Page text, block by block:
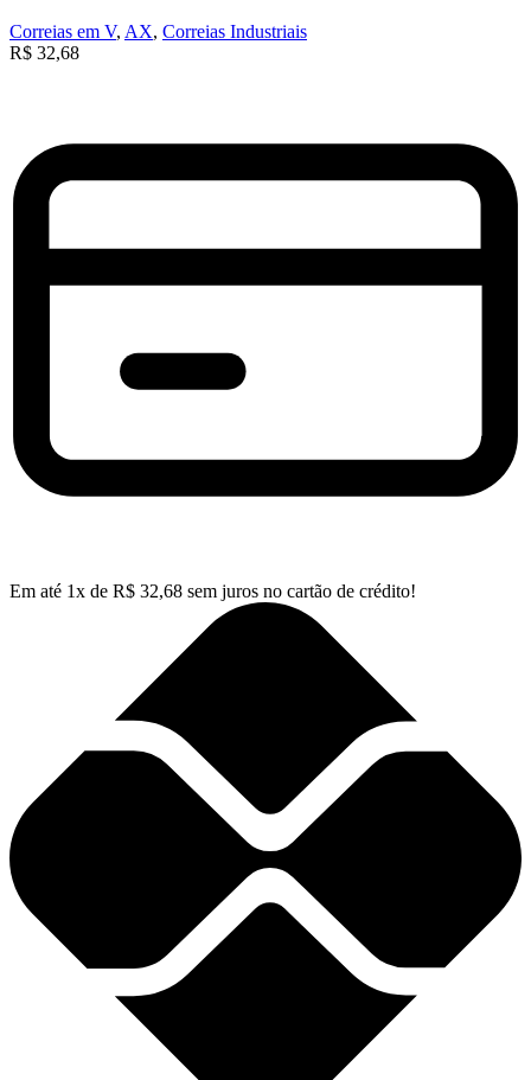
Correias em V, AX, Correias Industriais
R$ 32,68
Em até 1x de R$ 32,68 sem juros no cartão de crédito!